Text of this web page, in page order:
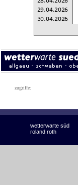
zugriffe:
wetterwarte süd
roland roth